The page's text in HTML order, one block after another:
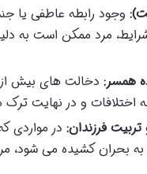
وجود رابطه عاطفی یا
مرد ممکن است به
همسر: دخالت های بیش از
اختلافات و در نهایت
فرزندان: در مواردی
بحران کشیده می شود،